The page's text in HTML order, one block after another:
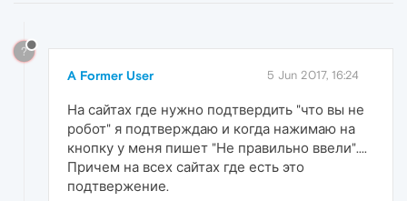
?
A Former User 5 Jun 2017, 16:24
На сайтах где нужно подтвердить "что вы не
робот" я подтверждаю и когда нажимаю на
кнопку у меня пишет "Не правильно ввели"....
Причем на всех сайтах где есть это
подтвержение.